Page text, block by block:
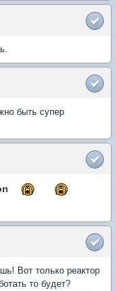
быть супер
Вот только реактор
то будет?